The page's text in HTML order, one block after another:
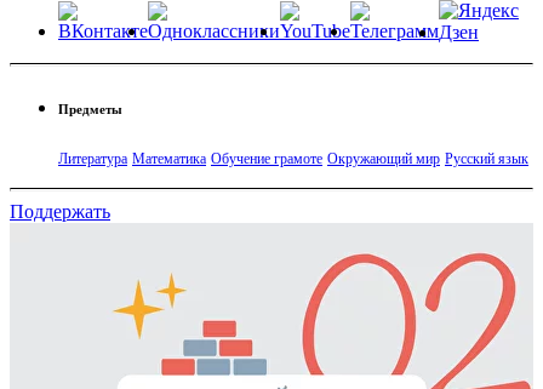
Предметы
Литература Математика Обучение грамоте Окружающий мир Русский язык
Поддержать